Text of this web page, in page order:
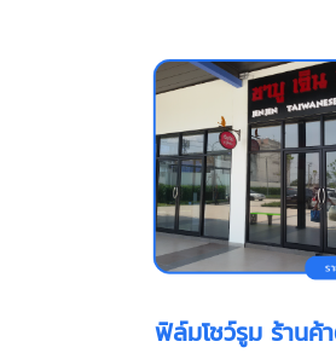
ฟิล์มโชว์รูม ร้านค้